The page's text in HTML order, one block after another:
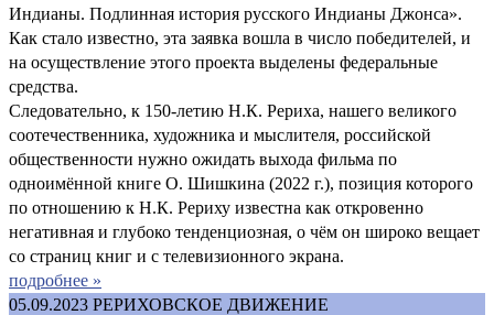
Индианы. Подлинная история русского Индианы Джонса».
Как стало известно, эта заявка вошла в число победителей, и
на осуществление этого проекта выделены федеральные
средства.
Следовательно, к 150-летию Н.К. Рериха, нашего великого
соотечественника, художника и мыслителя, российской
общественности нужно ожидать выхода фильма по
одноимённой книге О. Шишкина (2022 г.), позиция которого
по отношению к Н.К. Рериху известна как откровенно
негативная и глубоко тенденциозная, о чём он широко вещает
со страниц книг и с телевизионного экрана.
подробнее »
05.09.2023 РЕРИХОВСКОЕ ДВИЖЕНИЕ